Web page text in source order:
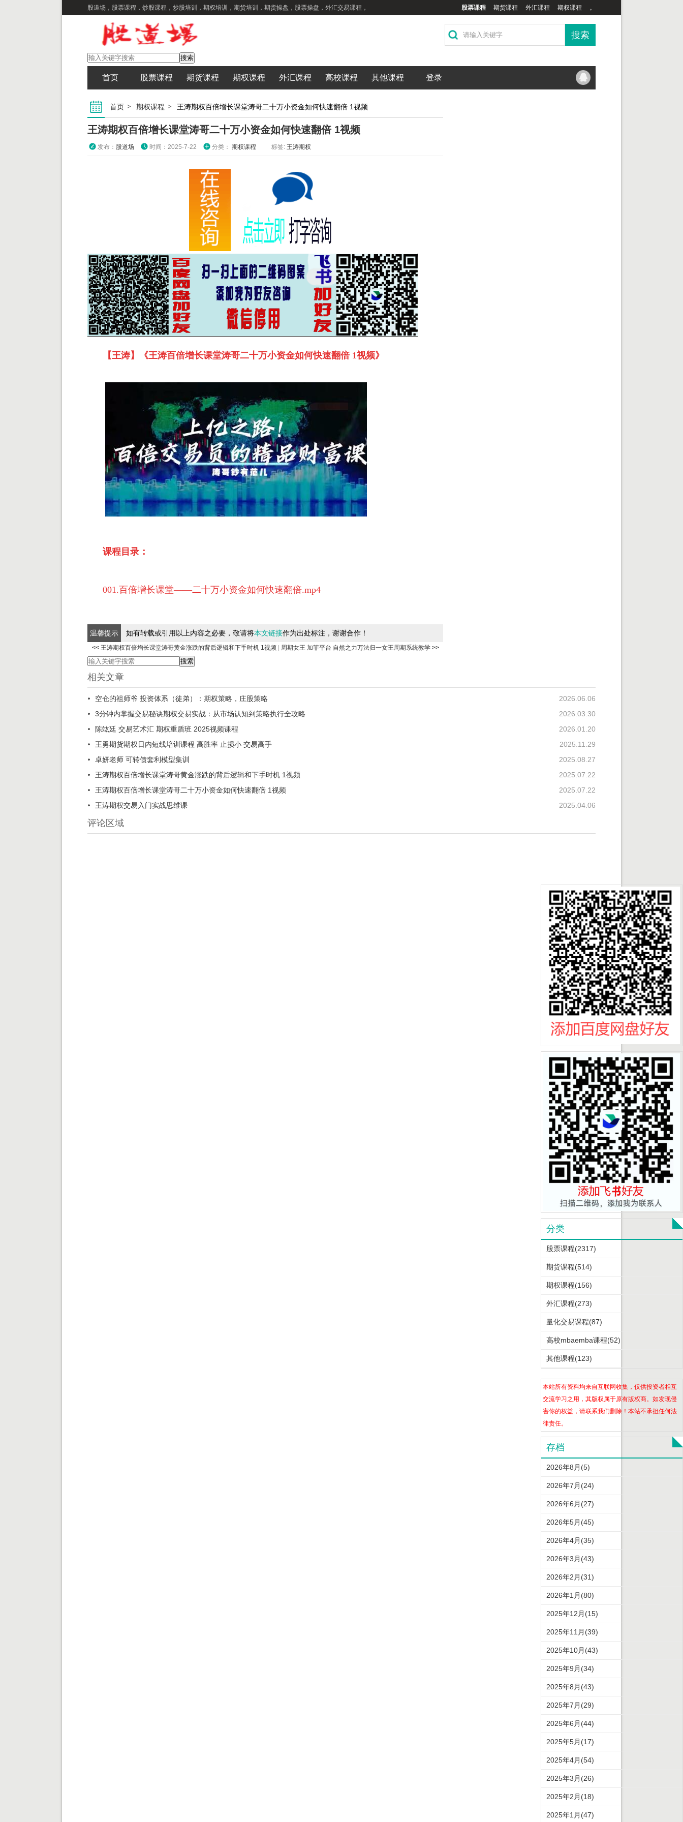
股道场，股票课程，炒股课程，炒股培训，期权培训，期货培训，期货操盘，股票操盘，外汇交易课程， 股票课程 期货课程 外汇课程 期权课程 。
首页 股票课程 期货课程 期权课程 外汇课程 高校课程 其他课程 登录
首页 期权课程 王涛期权百倍增长课堂涛哥二十万小资金如何快速翻倍 1视频
王涛期权百倍增长课堂涛哥二十万小资金如何快速翻倍 1视频
发布： 股道场 时间：2025-7-22 分类： 期权课程 标签: 王涛期权
【王涛】《王涛百倍增长课堂涛哥二十万小资金如何快速翻倍 1视频》
课程目录：
001.百倍增长课堂——二十万小资金如何快速翻倍.mp4
温馨提示 如有转载或引用以上内容之必要，敬请将本文链接作为出处标注，谢谢合作！
<< 王涛期权百倍增长课堂涛哥黄金涨跌的背后逻辑和下手时机 1视频 周期女王 加菲平台 自然之力万法归一女王周期系统教学>>
相关文章
2026.06.06
空仓的祖师爷 投资体系（徒弟）：期权策略，庄股策略
2026.03.30
3分钟内掌握交易秘诀期权交易实战：从市场认知到策略执行全攻略
2026.01.20
陈竑廷 交易艺术汇 期权重盾班 2025视频课程
2025.11.29
王勇期货期权日内短线培训课程 高胜率 止损小 交易高手
2025.08.27
卓妍老师 可转债套利模型集训
2025.07.22
王涛期权百倍增长课堂涛哥黄金涨跌的背后逻辑和下手时机 1视频
2025.07.22
王涛期权百倍增长课堂涛哥二十万小资金如何快速翻倍 1视频
2025.04.06
王涛期权交易入门实战思维课
评论区域
分类
股票课程(2317)
期货课程(514)
期权课程(156)
外汇课程(273)
量化交易课程(87)
高校mbaemba课程(52)
其他课程(123)
本站所有资料均来自互联网收集，仅供投资者相互
交流学习之用，其版权属于原有版权商。如发现侵
害你的权益，请联系我们删除！本站不承担任何法
律责任。
存档
2026年8月(5)
2026年7月(24)
2026年6月(27)
2026年5月(45)
2026年4月(35)
2026年3月(43)
2026年2月(31)
2026年1月(80)
2025年12月(15)
2025年11月(39)
2025年10月(43)
2025年9月(34)
2025年8月(43)
2025年7月(29)
2025年6月(44)
2025年5月(17)
2025年4月(54)
2025年3月(26)
2025年2月(18)
2025年1月(47)